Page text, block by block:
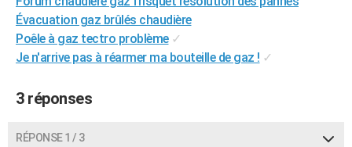
Évacuation gaz brûlés chaudière
Poêle à gaz tectro problème ✓
Je n'arrive pas à réarmer ma bouteille de gaz ! ✓
3 réponses
RÉPONSE 1 / 3